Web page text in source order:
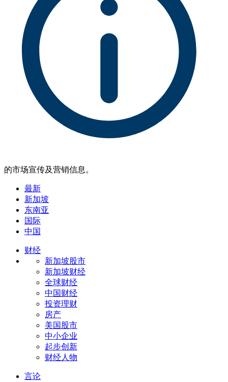
的市场宣传及营销信息。
最新
新加坡
东南亚
国际
中国
财经
新加坡股市
新加坡财经
全球财经
中国财经
投资理财
房产
美国股市
中小企业
起步创新
财经人物
言论